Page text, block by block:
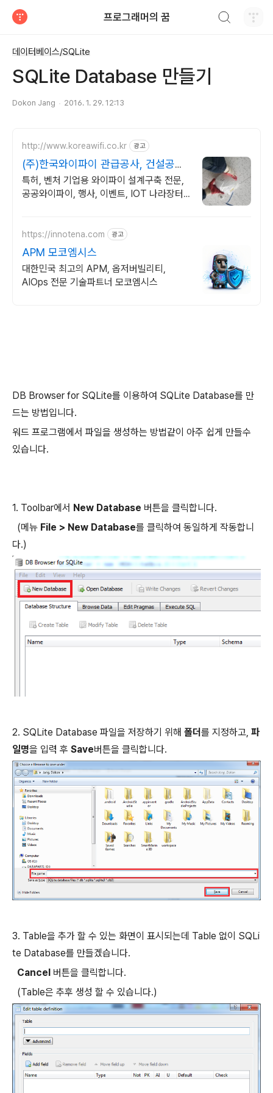
프로그래머의 꿈
데이터베이스/SQLite
SQLite Database 만들기
Dokon Jang 2016. 1. 29. 12:13
http://www.koreawifi.co.kr 광고
(주)한국와이파이 관급공사, 건설공사
가능
특허, 벤처 기업용 와이파이 설계구축 전문,
공공와이파이, 행사, 이벤트, IOT 나라장터
https://innotena.com 광고
APM 모코엠시스
대한민국 최고의 APM, 옵저버빌리티,
AIOps 전문 기술파트너 모코엠시스
DB Browser for SQLite를 이용하여 SQLite Database를 만
드는 방법입니다.
워드 프로그램에서 파일을 생성하는 방법같이 아주 쉽게 만들수
있습니다.
1. Toolbar에서 New Database 버튼을 클릭합니다.
(메뉴 File > New Database를 클릭하여 동일하게 작동합니
다.)
2. SQLite Database 파일을 저장하기 위해 폴더를 지정하고, 파
일명을 입력 후 Save버튼을 클릭합니다.
3. Table을 추가 할 수 있는 화면이 표시되는데 Table 없이 SQLi
te Database를 만들겠습니다.
Cancel 버튼을 클릭합니다.
(Table은 추후 생성 할 수 있습니다.)